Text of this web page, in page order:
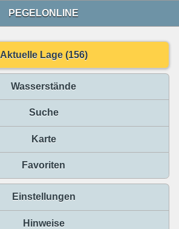
PEGELONLINE
Aktuelle Lage (156)
Wasserstände
Suche
Karte
Favoriten
Einstellungen
Hinweise